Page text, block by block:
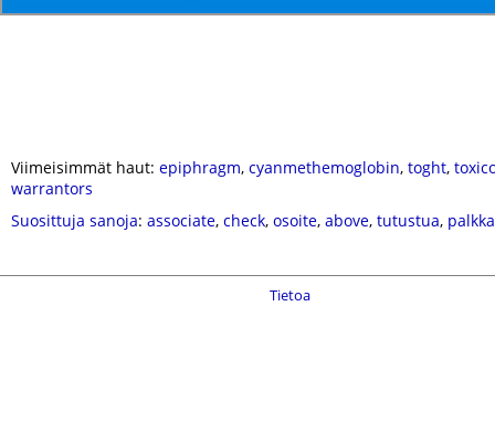
Viimeisimmät haut: epiphragm, cyanmethemoglobin, toght,
warrantors
Suosittuja sanoja: associate, check, osoite, above, tutustua, palkka
Tietoa